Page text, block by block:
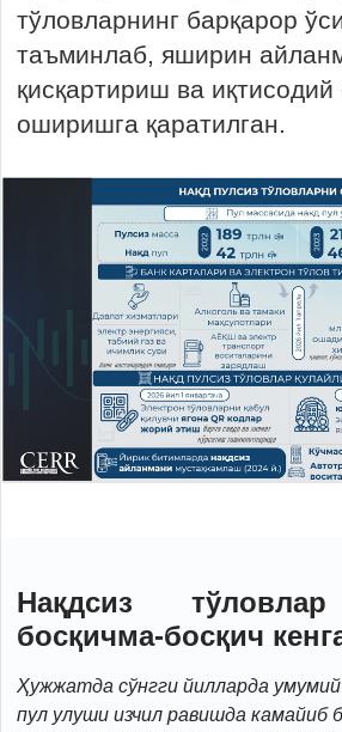
тўловларнинг барқарор
таъминлаб, яширин
қисқартириш ва
оширишга қаратилган.
Нақдсиз
босқичма-босқич
Ҳужжатда сўнгги йилларда
пул улуши изчил равишда камайиб